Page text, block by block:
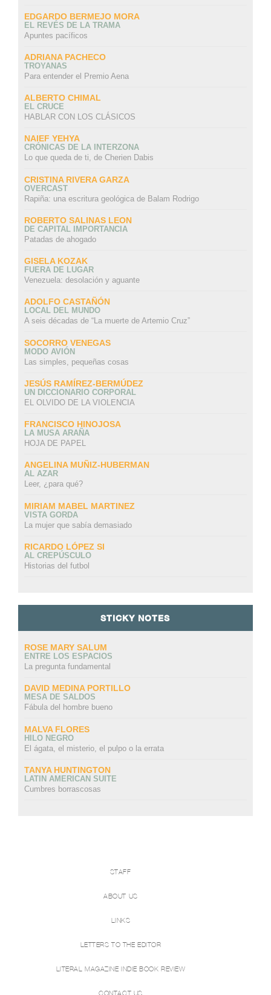
EDGARDO BERMEJO MORA
EL REVÉS DE LA TRAMA
Apuntes pacíficos
ADRIANA PACHECO
TROYANAS
Para entender el Premio Aena
ALBERTO CHIMAL
EL CRUCE
HABLAR CON LOS CLÁSICOS
NAIEF YEHYA
CRÓNICAS DE LA INTERZONA
Lo que queda de ti, de Cherien Dabis
CRISTINA RIVERA GARZA
OVERCAST
Rapiña: una escritura geológica de Balam Rodrigo
ROBERTO SALINAS LEON
DE CAPITAL IMPORTANCIA
Patadas de ahogado
GISELA KOZAK
FUERA DE LUGAR
Venezuela: desolación y aguante
ADOLFO CASTAÑÓN
LOCAL DEL MUNDO
A seis décadas de “La muerte de Artemio Cruz”
SOCORRO VENEGAS
MODO AVIÓN
Las simples, pequeñas cosas
JESÚS RAMÍREZ-BERMÚDEZ
UN DICCIONARIO CORPORAL
EL OLVIDO DE LA VIOLENCIA
FRANCISCO HINOJOSA
LA MUSA ARAÑA
HOJA DE PAPEL
ANGELINA MUÑIZ-HUBERMAN
AL AZAR
Leer, ¿para qué?
MIRIAM MABEL MARTINEZ
VISTA GORDA
La mujer que sabía demasiado
RICARDO LÓPEZ SI
AL CREPÚSCULO
Historias del futbol
STICKY NOTES
ROSE MARY SALUM
ENTRE LOS ESPACIOS
La pregunta fundamental
DAVID MEDINA PORTILLO
MESA DE SALDOS
Fábula del hombre bueno
MALVA FLORES
HILO NEGRO
El ágata, el misterio, el pulpo o la errata
TANYA HUNTINGTON
LATIN AMERICAN SUITE
Cumbres borrascosas
STAFF
ABOUT US
LINKS
LETTERS TO THE EDITOR
LITERAL MAGAZINE INDIE BOOK REVIEW